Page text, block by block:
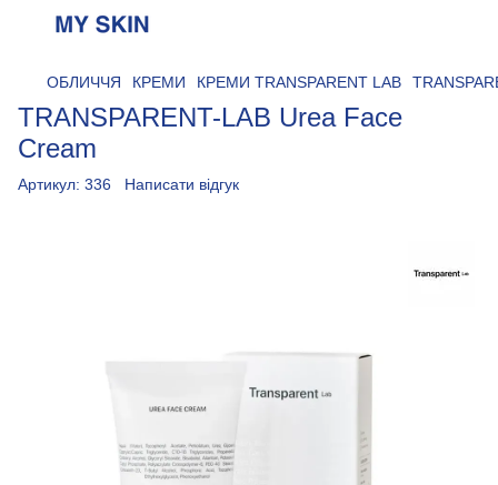
ОБЛИЧЧЯ КРЕМИ КРЕМИ TRANSPARENT LAB
TRANSPARENT-LAB Urea Face
Cream
Артикул: 336 Написати відгук